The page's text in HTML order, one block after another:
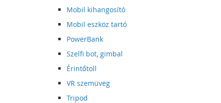
Mobil kihangosító
Mobil eszköz tartó
PowerBank
Szelfi bot, gimbal
Érintőtoll
VR szemüveg
Tripod